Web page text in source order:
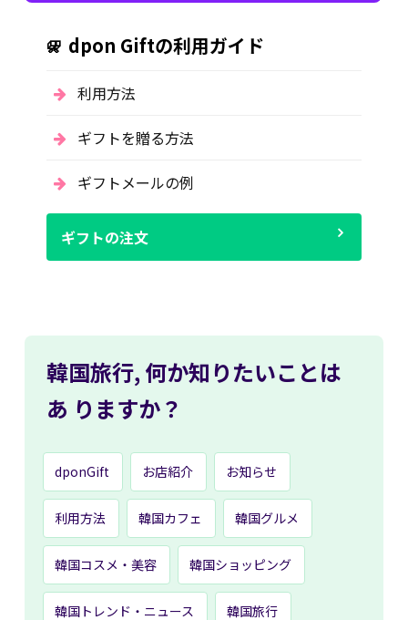
dpon Giftの利用ガイド
利用方法
ギフトを贈る方法
ギフトメールの例
ギフトの注文
韓国旅行, 何か知りたいことは
あ りますか？
dponGift お店紹介 お知らせ
利用方法 韓国カフェ 韓国グルメ
韓国コスメ・美容 韓国ショッピング
韓国トレンド・ニュース 韓国旅行